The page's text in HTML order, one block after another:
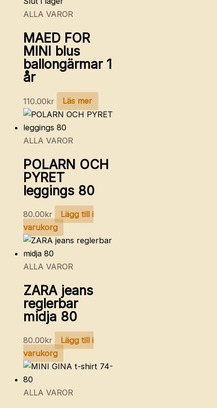
ALLA VAROR
MAED FOR
MINI blus
ballongärmar 1
år
110.00kr Läs mer
ALLA VAROR
POLARN OCH
PYRET
leggings 80
80.00kr
Lägg till i
varukorg
ALLA VAROR
ZARA jeans
reglerbar
midja 80
80.00kr
Lägg till i
varukorg
ALLA VAROR